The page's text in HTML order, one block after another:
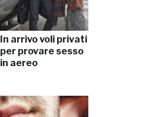
In arrivo voli privati
per provare sesso
in aereo